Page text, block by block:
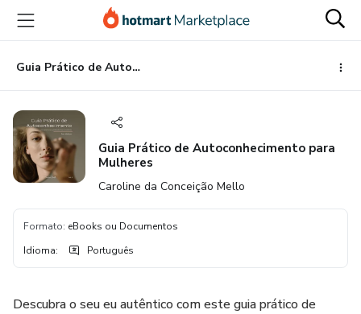
para
conteúdo
principal
para
pagamento
para
rodapé
Guia Prático de Autoconhecimento para Mulheres
Guia Prático de Autoconhecimento para
Mulheres
Caroline da Conceição Mello
Formato: eBooks ou Documentos
Idioma: Português
Descubra o seu eu autêntico com este guia prático de